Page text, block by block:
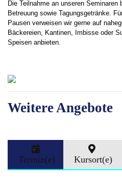
Die Teilnahme an unseren
Betreuung sowie Tagungsgetränke.
Pausen verweisen wir gerne auf
Bäckereien, Kantinen, Imbisse oder
Speisen anbieten.
Weitere Angebote
Termin(e) Kursort(e)